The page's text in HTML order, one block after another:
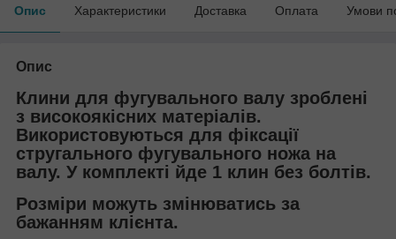
Опис Характеристики Доставка Оплата Умови
Опис
Клини для фугувального валу зроблені
з високоякісних матеріалів.
Використовуються для фіксації
стругального фугувального ножа на
валу. У комплекті йде 1 клин без болтів.
Розміри можуть змінюватись за
бажанням клієнта.